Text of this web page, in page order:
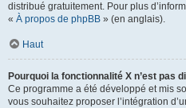
distribué gratuitement. Pour plus
« À propos de phpBB » (en anglais).
Haut
Pourquoi la fonctionnalité X n’est pas
Ce programme a été développé et mis
vous souhaitez proposer l’intégration